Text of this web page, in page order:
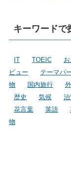
キーワードで
IT TOEIC
ビュー
テーマパ
物
国内旅行
歴史
気候
花言葉
英語
物